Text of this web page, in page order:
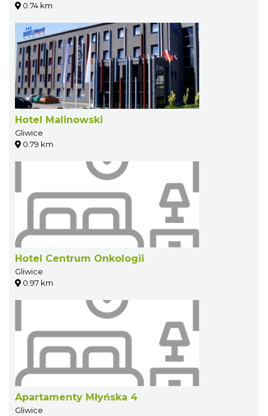
0.74 km
Hotel Malinowski
Gliwice
0.79 km
Hotel Centrum Onkologii
Gliwice
0.97 km
Apartamenty Młyńska 4
Gliwice